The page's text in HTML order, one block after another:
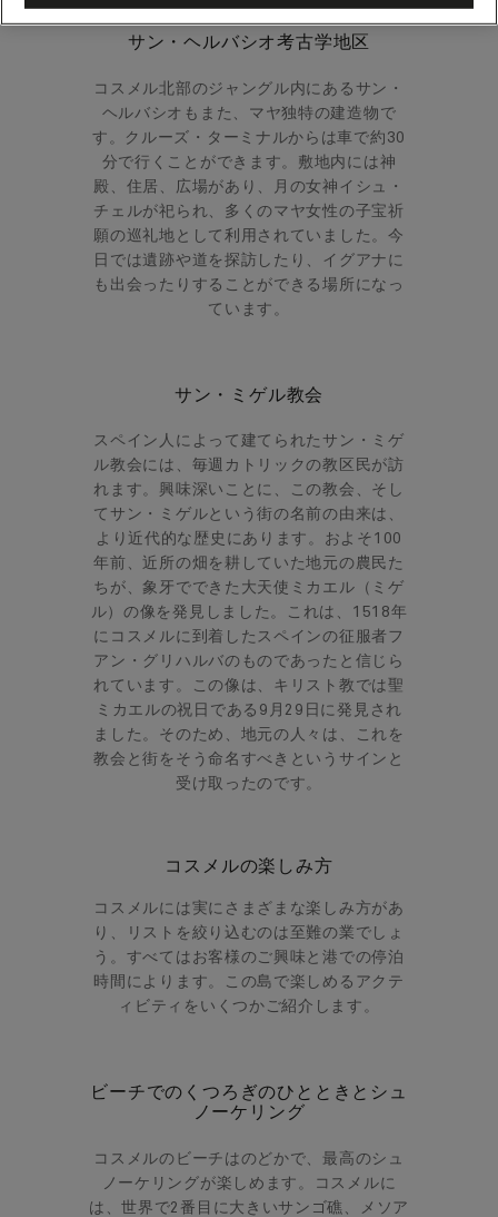
サン・ヘルバシオ考古学地区
コスメル北部のジャングル内にあるサン・
ヘルバシオもまた、マヤ独特の建造物で
す。クルーズ・ターミナルからは車で約30
分で行くことができます。敷地内には神
殿、住居、広場があり、月の女神イシュ・
チェルが祀られ、多くのマヤ女性の子宝祈
願の巡礼地として利用されていました。今
日では遺跡や道を探訪したり、イグアナに
も出会ったりすることができる場所になっ
ています。
サン・ミゲル教会
スペイン人によって建てられたサン・ミゲ
ル教会には、毎週カトリックの教区民が訪
れます。興味深いことに、この教会、そし
てサン・ミゲルという街の名前の由来は、
より近代的な歴史にあります。およそ100
年前、近所の畑を耕していた地元の農民た
ちが、象牙でできた大天使ミカエル（ミゲ
ル）の像を発見しました。これは、1518年
にコスメルに到着したスペインの征服者フ
アン・グリハルバのものであったと信じら
れています。この像は、キリスト教では聖
ミカエルの祝日である9月29日に発見され
ました。そのため、地元の人々は、これを
教会と街をそう命名すべきというサインと
受け取ったのです。
コスメルの楽しみ方
コスメルには実にさまざまな楽しみ方があ
り、リストを絞り込むのは至難の業でしょ
う。すべてはお客様のご興味と港での停泊
時間によります。この島で楽しめるアクテ
ィビティをいくつかご紹介します。
ビーチでのくつろぎのひとときとシュ
ノーケリング
コスメルのビーチはのどかで、最高のシュ
ノーケリングが楽しめます。コスメルに
は、世界で2番目に大きいサンゴ礁、メソア